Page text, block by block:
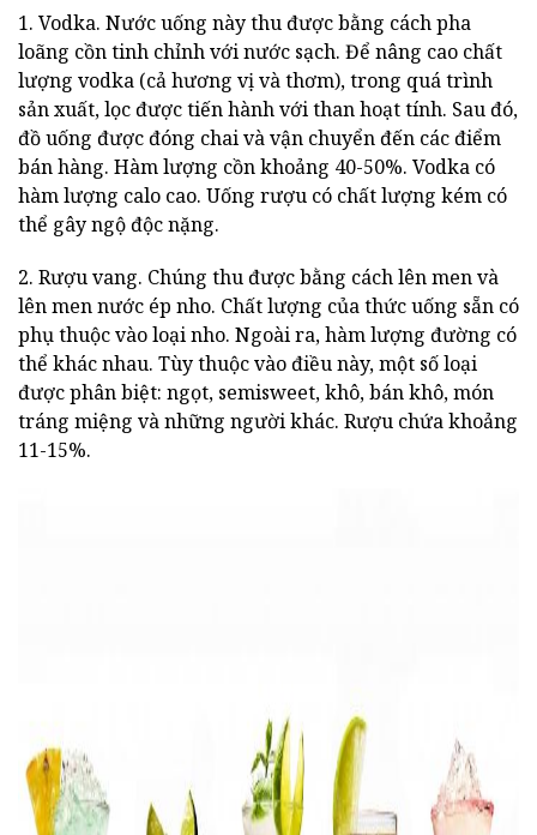
1. Vodka. Nước uống này thu được bằng cách pha
loãng cồn tinh chỉnh với nước sạch. Để nâng cao chất
lượng vodka (cả hương vị và thơm), trong quá trình
sản xuất, lọc được tiến hành với than hoạt tính. Sau đó,
đồ uống được đóng chai và vận chuyển đến các điểm
bán hàng. Hàm lượng cồn khoảng 40-50%. Vodka có
hàm lượng calo cao. Uống rượu có chất lượng kém có
thể gây ngộ độc nặng.
2. Rượu vang. Chúng thu được bằng cách lên men và
lên men nước ép nho. Chất lượng của thức uống sẵn có
phụ thuộc vào loại nho. Ngoài ra, hàm lượng đường có
thể khác nhau. Tùy thuộc vào điều này, một số loại
được phân biệt: ngọt, semisweet, khô, bán khô, món
tráng miệng và những người khác. Rượu chứa khoảng
11-15%.